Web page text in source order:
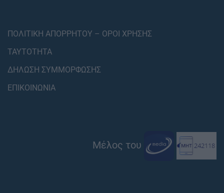
ΠΟΛΙΤΙΚΗ ΑΠΟΡΡΗΤΟΥ – ΟΡΟΙ ΧΡΗΣΗΣ
ΤΑΥΤΟΤΗΤΑ
ΔΗΛΩΣΗ ΣΥΜΜΟΡΦΩΣΗΣ
ΕΠΙΚΟΙΝΩΝΙΑ
Μέλος του